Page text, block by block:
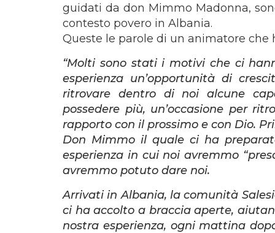
guidati da don Mimmo Madonna,
contesto povero in Albania.
Queste le parole di un animatore che
“Molti sono stati i motivi che ci
esperienza un’opportunità di
ritrovare dentro di noi alcune
possedere più, un’occasione per
rapporto con il prossimo e con Dio.
Don Mimmo il quale ci ha
esperienza in cui noi avremmo
avremmo potuto dare noi.
Arrivati in Albania, la comunità
ci ha accolto a braccia aperte,
nostra esperienza, ogni mattina